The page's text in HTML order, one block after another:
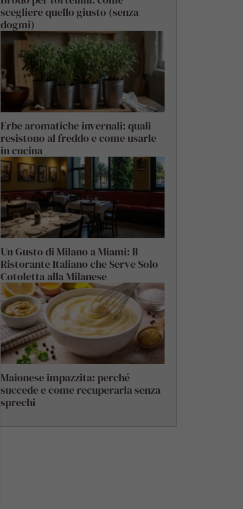
scegliere quello giusto (senza
dogmi)
Erbe aromatiche invernali: quali
resistono al freddo e come usarle
in cucina
Un Gusto di Milano a Miami: Il
Ristorante Italiano che Serve Solo
Cotoletta alla Milanese
Maionese impazzita: perché
succede e come recuperarla senza
sprechi